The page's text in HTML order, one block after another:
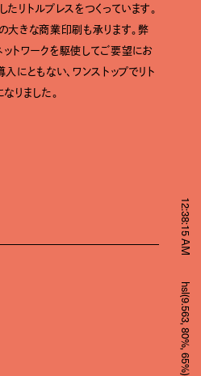
12:38:15 AM
hsl(9.563, 80%, 65%)
リトルプレスをつくっています。
大きな商業印刷も承ります。弊
トワークを駆使してご要望にお
にともない、ワンストップでリト
りました。